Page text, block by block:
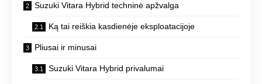
Suzuki Vitara Hybrid techninė apžvalga
Ką tai reiškia kasdienėje eksploatacijoje
Pliusai ir minusai
Suzuki Vitara Hybrid privalumai